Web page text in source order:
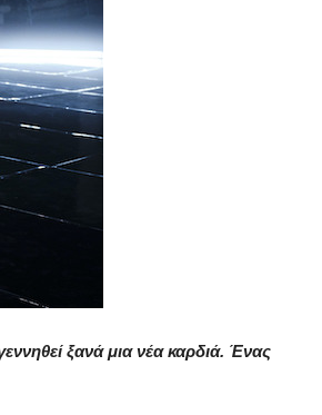
ξανά μια νέα καρδιά. Ένας